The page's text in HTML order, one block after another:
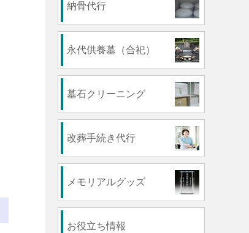
納骨代行
永代供養墓（合祀）
墓石クリーニング
改葬手続き代行
メモリアルグッズ
お役立ち情報